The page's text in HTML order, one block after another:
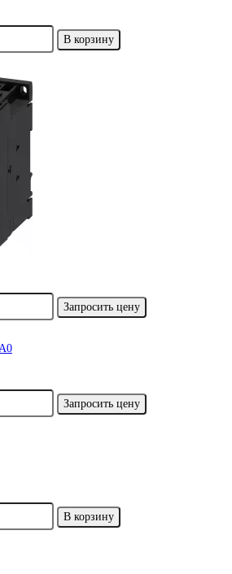
В корзину
Запросить цену
Запросить цену
В корзину